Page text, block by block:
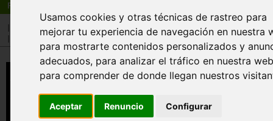
Usamos cookies y otras técnicas de rastreo para
mejorar tu experiencia de navegación en nuestra
para mostrarte contenidos personalizados y
adecuados, para analizar el tráfico en nuestra
para comprender de donde llegan nuestros
Aceptar Renuncio Configurar
Registro
>Tienda>Libros>Cocineros destacados >Karlos
Tienda Libros > Menú > Recetarios general
1000 recetas de oro
ras siete décadas de vida y medio siglo
Karlos Arguiñano nos brinda un amplio